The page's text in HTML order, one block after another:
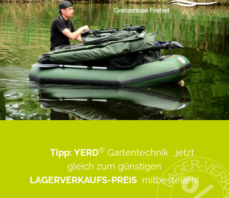
Tipp: YERD® Gartentechnik ...jetzt
gleich zum günstigen
LAGERVERKAUFS-PREIS mitbestellen!